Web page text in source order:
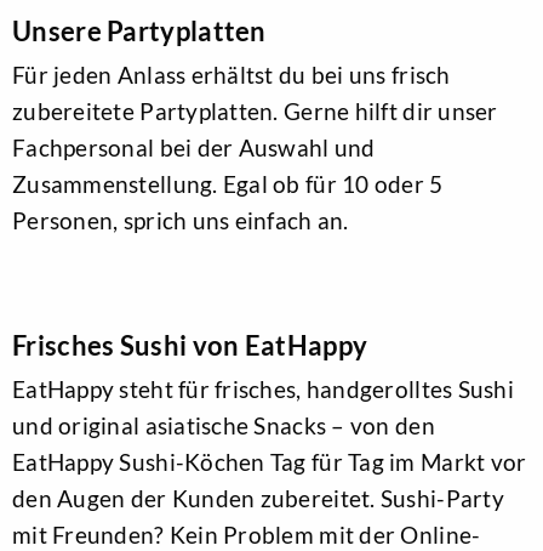
Unsere Partyplatten
Für jeden Anlass erhältst du bei uns frisch
zubereitete Partyplatten. Gerne hilft dir unser
Fachpersonal bei der Auswahl und
Zusammenstellung. Egal ob für 10 oder 5
Personen, sprich uns einfach an.
Frisches Sushi von EatHappy
EatHappy steht für frisches, handgerolltes Sushi
und original asiatische Snacks – von den
EatHappy Sushi-Köchen Tag für Tag im Markt vor
den Augen der Kunden zubereitet. Sushi-Party
mit Freunden? Kein Problem mit der Online-